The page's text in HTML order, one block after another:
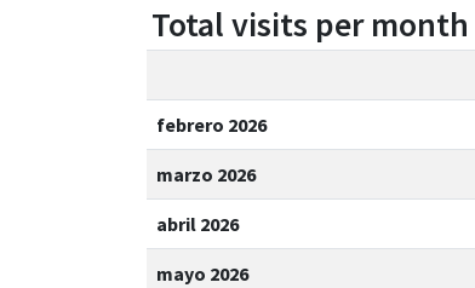
Total visits per month
febrero 2026
marzo 2026
abril 2026
mayo 2026